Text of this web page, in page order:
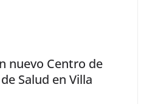
nuevo Centro de
Salud en Villa